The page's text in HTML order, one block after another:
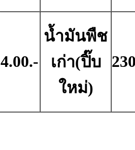
4.00.-
น้ำมันพืช
เก่า(ปิ๊บ
ใหม่)